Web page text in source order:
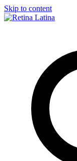
Skip to content